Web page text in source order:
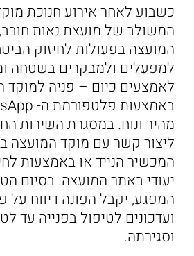
כשבוע לאחר אירוע חנוכת
המשולב של מועצת נאות
המועצה בפעולות לחיזוק
למפעלים ולמבקרים בשטחה
לאמצעים כיום – פניה למוקד
מהיר ונוח. במסגרת השירות
ליצור קשר עם מוקד המועצה
המכשיר הנייד או באמצעות
יעודי באתר המועצה. בסיום
המפגע, יקבל הפונה דיווח
ועדכונים לטיפול בפנייה עד
וסגירתה.